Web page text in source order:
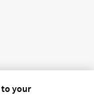
to your